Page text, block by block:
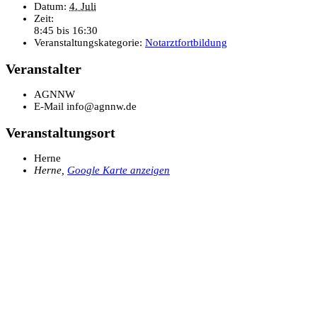
Datum: 4. Juli
Zeit:
8:45 bis 16:30
Veranstaltungskategorie: Notarztfortbildung
Veranstalter
AGNNW
E-Mail info@agnnw.de
Veranstaltungsort
Herne
Herne, Google Karte anzeigen